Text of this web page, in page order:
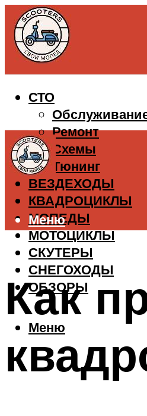
СТО
Ремонт
Схемы
Тюнинг
ВЕЗДЕХОДЫ
КВАДРОЦИКЛЫ
МОПЕДЫ
МОТОЦИКЛЫ
СКУТЕРЫ
СНЕГОХОДЫ
ОБЗОРЫ
Меню
Меню
Как